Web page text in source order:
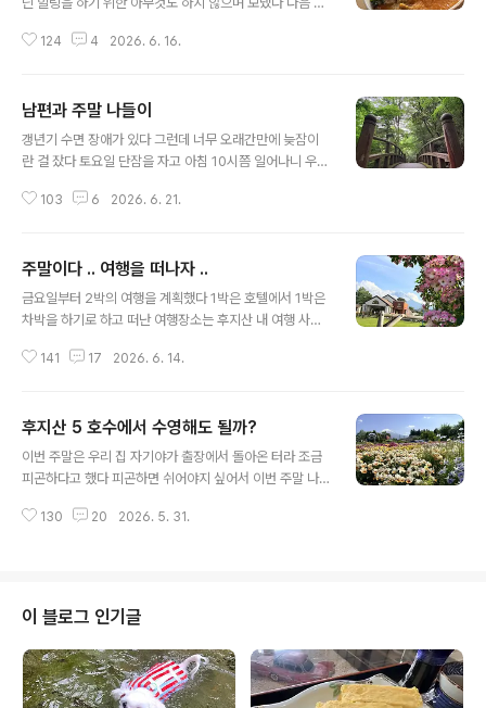
각지 않고 그렇게 지내기로 했다호텔을 나온 후 탁 트인 전
은 산인데 나무는 없고 고산 식물들만 있어서 나무로 시야
를 가리지 않아서 너무 좋았다 나무가 없으니 그늘이 없고
그늘이 없으니 태양이 뜨거운 날은 더위에 힘이 들었겠지
이 너무 좋아서 커피 타임 겸 간식 타임을 가지기로 했다커
124 4 2026. 6. 16.
남편과 주말 나들이
갱년기 수면 장애가 있다 그런데 너무 오래간만에 늦잠이
란 걸 잤다 토요일 단잠을 자고 아침 10시쯤 일어나니 우리
번개까지 쳤다는데 난 아무것도 모르고 단잠을 잔 것이었
을 하는 게 아닌가 의심이 들었다 결론은 오래간만에 정말
잘 잤다 ㅎㅎ 늦잠을 자고 일어나서는 11시쯤 우리 집 자기
야가 차려 준 샌드위치로 아침을 먹고 드라이브 겸 외출을
집콕보다는 밖으로 돌아다니는 걸 좋아한다 시간만 나면
103 6 2026. 6. 21.
주말이다 .. 여행을 떠나자 ..
금요일부터 2박의 여행을 계획했다 1박은 호텔에서 1박은
차박을 하기로 하고 떠난 여행장소는 후지산 내 여행 사진
무 좋아해서가 아니라 내가 살고 있는 관동 지역 (관동지역
을 관동지역이라 하는데 동경도 치바현 사이타마현에서는
후지산이 워낙 높은 산이라 후지산이 보인다 관동지역 외
에도 山梨県야마나시현 静岡県시즈오카현에서도 보이
다후지산만큼 만만한 여행 아이템은 없는 것 같다이번 여
141 17 2026. 6. 14.
후지산 5 호수에서 수영해도 될까?
이번 주말은 우리 집 자기야가 출장에서 돌아온 터라 조금
피곤하다고 했다 피곤하면 쉬어야지 싶어서 이번 주말 나
일은 나가자고 한다피곤은 하루 만에 풀렸다며 “ 이렇게 날
中湖2주 전 1박 2일 차박으로 갔었던 곳인데 2주 만에 오
늘은 당일치기 갔다 우리 집에서 2 시간이면 가는 거리라
당일치기로도 별 부담 없이 갈 수 있는 곳이다이번 야마나
까코의 나들이 테마는 꽃과 후지산 ㅎㅎ 봄에 벚꽃이 필 때
도 좋지만 5,6 월엔 장미를 비롯한 각종 꽃들이 피어서 참
130 20 2026. 5. 31.
이 블로그 인기글